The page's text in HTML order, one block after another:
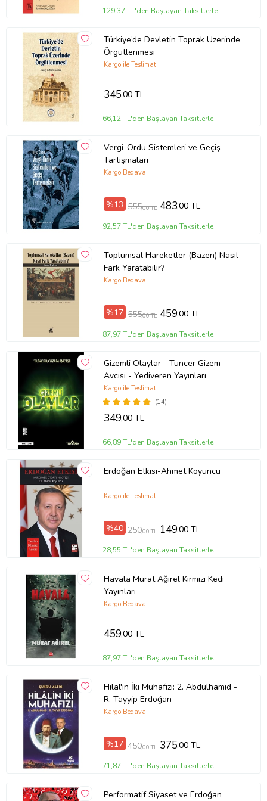
129,37 TL'den Başlayan Taksitlerle
Türkiye’de Devletin Toprak Üzerinde
Örgütlenmesi
Kargo ile Teslimat
345,00 TL
66,12 TL'den Başlayan Taksitlerle
Vergi-Ordu Sistemleri ve Geçiş
Tartışmaları
Kargo Bedava
%13 555,00 TL 483,00 TL
92,57 TL'den Başlayan Taksitlerle
Toplumsal Hareketler (Bazen) Nasıl
Fark Yaratabilir?
Kargo Bedava
%17 555,00 TL 459,00 TL
87,97 TL'den Başlayan Taksitlerle
Gizemli Olaylar - Tuncer Gizem
Avcısı - Yediveren Yayınları
(14)
Kargo ile Teslimat
349,00 TL
66,89 TL'den Başlayan Taksitlerle
Erdoğan Etkisi-Ahmet Koyuncu
Kargo ile Teslimat
%40 250,00 TL 149,00 TL
28,55 TL'den Başlayan Taksitlerle
Havala Murat Ağırel Kırmızı Kedi
Yayınları
Kargo Bedava
459,00 TL
87,97 TL'den Başlayan Taksitlerle
Hilal'in İki Muhafızı: 2. Abdülhamid -
R. Tayyip Erdoğan
Kargo Bedava
%17 450,00 TL 375,00 TL
71,87 TL'den Başlayan Taksitlerle
Performatif Siyaset ve Erdoğan